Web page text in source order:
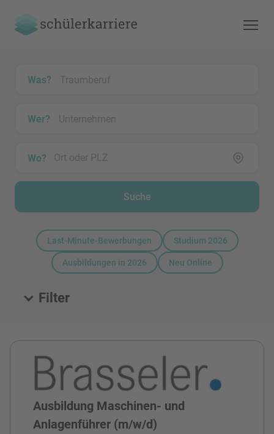
Was?
Wer?
Wo?
Suche
Last-Minute-Bewerbungen Studium 2026
Ausbildungen in 2026 Neu Online
Filter
Alle Stellen
Ausbildung Maschinen- und
Anlagenführer (m/w/d)